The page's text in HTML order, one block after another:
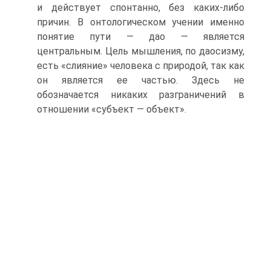
и действует спонтанно, без каких-либо
причин. В онтологическом учении именно
понятие пути — дао — является
центральным. Цель мышления, по даосизму,
есть «слияние» человека с природой, так как
он является ее частью. Здесь не
обозначается никаких разграничений в
отношении «субъект — объект».